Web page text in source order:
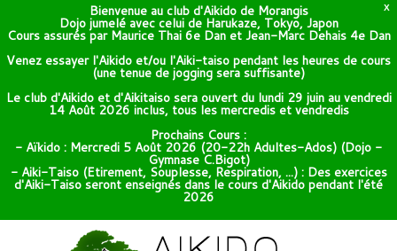
X
Bienvenue au club d'Aikido de Morangis
Dojo jumelé avec celui de Harukaze, Tokyo, Japon
Cours assurés par Maurice Thai 6e Dan et Jean-Marc Dehais 4e Dan
Venez essayer l'Aikido et/ou l'Aiki-taiso pendant les heures de cours
(une tenue de jogging sera suffisante)
Le club d'Aikido et d'Aikitaiso sera ouvert du lundi 29 juin au vendredi
14 Août 2026 inclus, tous les mercredis et vendredis
Prochains Cours :
- Aïkido : Mercredi 5 Août 2026 (20-22h Adultes-Ados) (Dojo -
Gymnase C.Bigot)
- Aiki-Taiso (Etirement, Souplesse, Respiration, ...) : Des exercices
d'Aiki-Taiso seront enseignés dans le cours d'Aikido pendant l'été
2026